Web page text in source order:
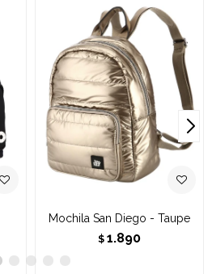
Mochila San Diego - Taupe
$ 1.890